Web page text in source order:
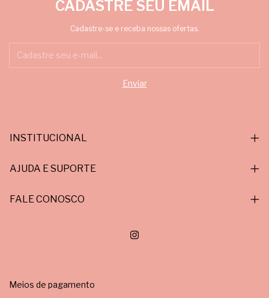
CADASTRE SEU EMAIL
Cadastre-se e receba nossas ofertas.
INSTITUCIONAL
AJUDA E SUPORTE
FALE CONOSCO
Meios de pagamento